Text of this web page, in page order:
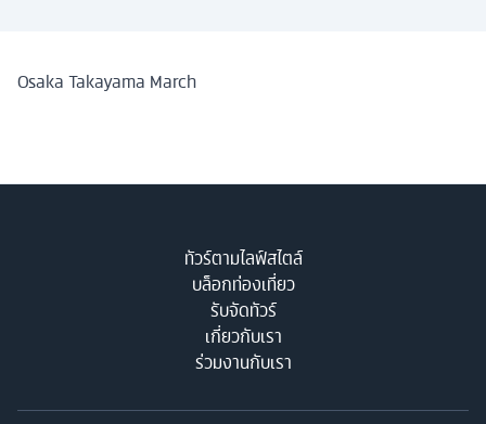
Osaka Takayama March
ทัวร์ตามไลฟ์สไตล์
บล็อกท่องเที่ยว
รับจัดทัวร์
เกี่ยวกับเรา
ร่วมงานกับเรา